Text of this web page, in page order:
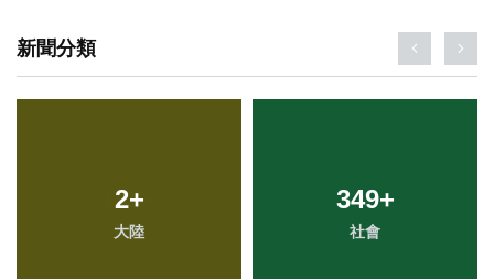
新聞分類
2+
大陸
349+
社會